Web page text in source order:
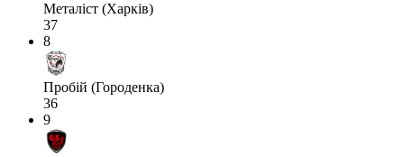
Металіст (Харків)
37
8
Пробій (Городенка)
36
9